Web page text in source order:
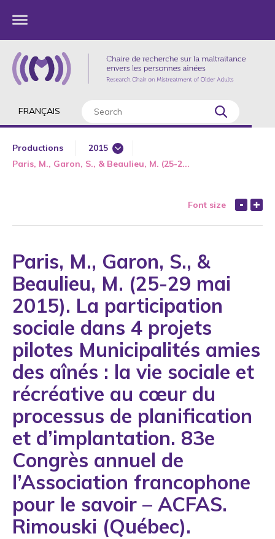
FRANÇAIS
Productions
2015
1985
1991
1992
1993
1994
1995
1996
1997
1998
1999
2000
2001
2002
2003
2004
Paris, M., Garon, S., & Beaulieu, M. (25-2...
Font size
Paris, M., Garon, S., &
Beaulieu, M. (25-29 mai
2015). La participation
sociale dans 4 projets
pilotes Municipalités amies
des aînés : la vie sociale et
récréative au cœur du
processus de planification
et d’implantation. 83e
Congrès annuel de
l’Association francophone
pour le savoir – ACFAS.
Rimouski (Québec).